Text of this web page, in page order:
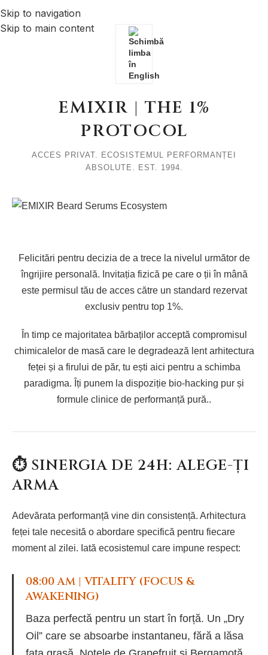
Skip to navigation
Skip to main content
EMIXIR | THE 1%
PROTOCOL
ACCES PRIVAT. ECOSISTEMUL PERFORMANȚEI
ABSOLUTE. EST. 1994.
Felicitări pentru decizia de a trece la nivelul următor de
îngrijire personală. Invitația fizică pe care o ții în mână
este permisul tău de acces către un standard rezervat
exclusiv pentru top 1%.
În timp ce majoritatea bărbaților acceptă compromisul
chimicalelor de masă care le degradează lent arhitectura
feței și a firului de păr, tu ești aici pentru a schimba
paradigma. Îți punem la dispoziție bio-hacking pur și
formule clinice de performanță pură..
⏱️ SINERGIA DE 24H: ALEGE-ȚI
ARMA
Adevărata performanță vine din consistență. Arhitectura
feței tale necesită o abordare specifică pentru fiecare
moment al zilei. Iată ecosistemul care impune respect:
08:00 AM | VITALITY (FOCUS &
AWAKENING)
Baza perfectă pentru un start în forță. Un „Dry
Oil” care se absoarbe instantaneu, fără a lăsa